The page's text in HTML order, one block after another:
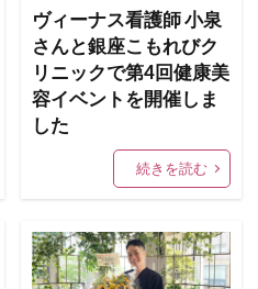
ヴィーナス看護師 小泉
さんと銀座こもれびク
リニックで第4回健康美
容イベントを開催しま
した
続きを読む